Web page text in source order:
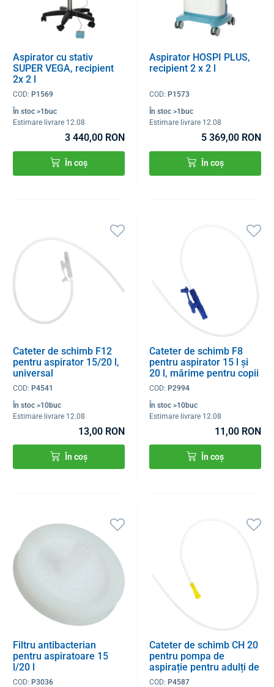
Aspirator cu stativ
SUPER VEGA, recipient
2x 2 l
COD: P1569
În stoc >1buc
Estimare livrare 12.08
3 440,00 RON
În coș
Aspirator HOSPI PLUS,
recipient 2 x 2 l
COD:P1573
În stoc >1buc
Estimare livrare 12.08
5 369,00 RON
În coș
Cateter de schimb F12
pentru aspirator 15/20 l,
universal
COD: P4541
În stoc >10buc
Estimare livrare 12.08
13,00 RON
În coș
Cateter de schimb F8
pentru aspirator 15 l și
20 l, mărime pentru copii
COD:P2994
În stoc >10buc
Estimare livrare 12.08
11,00 RON
În coș
Filtru antibacterian
pentru aspiratoare 15
l/20 l
COD: P3036
Cateter de schimb CH 20
pentru pompa de
aspirație pentru adulți de
16 l si 40 l
COD:P4587